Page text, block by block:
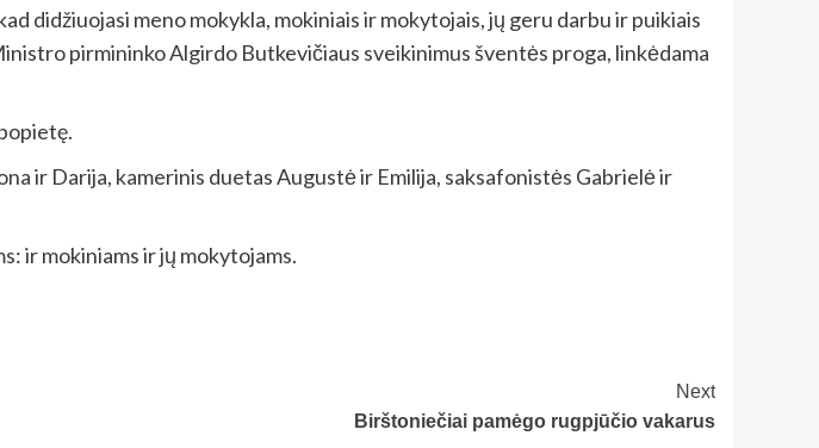
didžiuojasi meno mokykla, mokiniais ir mokytojais, jų geru darbu ir puikiais
pirmininko Algirdo Butkevičiaus sveikinimus šventės proga, linkėdama
ir Darija, kamerinis duetas Augustė ir Emilija, saksafonistės Gabrielė ir
ir mokiniams ir jų mokytojams.
Next
Birštoniečiai pamėgo rugpjūčio vakarus